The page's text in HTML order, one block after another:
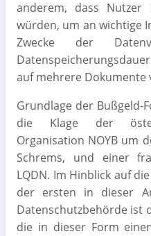
anderem, dass Nutzer
würden, um an wichtige
Zwecke der
auf mehrere Dokumente
Grundlage der Bußgeld-
die Klage der
Organisation NOYB um
Schrems, und einer
LQDN. Im Hinblick auf
der ersten in dieser
Datenschutzbehörde ist
die in dieser Form